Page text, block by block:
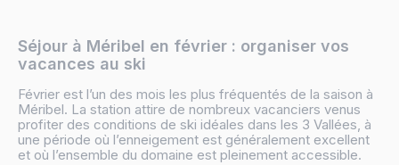
Séjour à Méribel en février : organiser vos
vacances au ski
Février est l’un des mois les plus fréquentés de la saison à
Méribel. La station attire de nombreux vacanciers venus
profiter des conditions de ski idéales dans les 3 Vallées, à
une période où l’enneigement est généralement excellent
et où l’ensemble du domaine est pleinement accessible.